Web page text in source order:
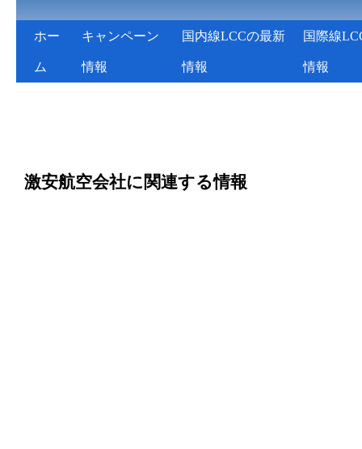
ホー
ム
キャンペーン
情報
国内線LCCの最新
情報
国際線
情報
激安航空会社に関連する情報